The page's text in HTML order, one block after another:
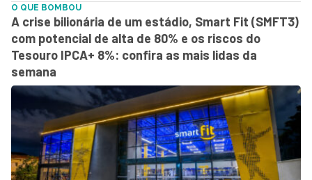
O QUE BOMBOU
A crise bilionária de um estádio, Smart Fit (SMFT3)
com potencial de alta de 80% e os riscos do
Tesouro IPCA+ 8%: confira as mais lidas da
semana